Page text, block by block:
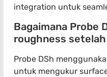
integration untuk
Bagaimana Probe
roughness
Probe DSh
untuk mengukur